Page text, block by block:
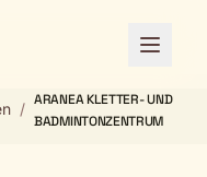
Menü
/ ARANEA KLETTER- UND
BADMINTONZENTRUM